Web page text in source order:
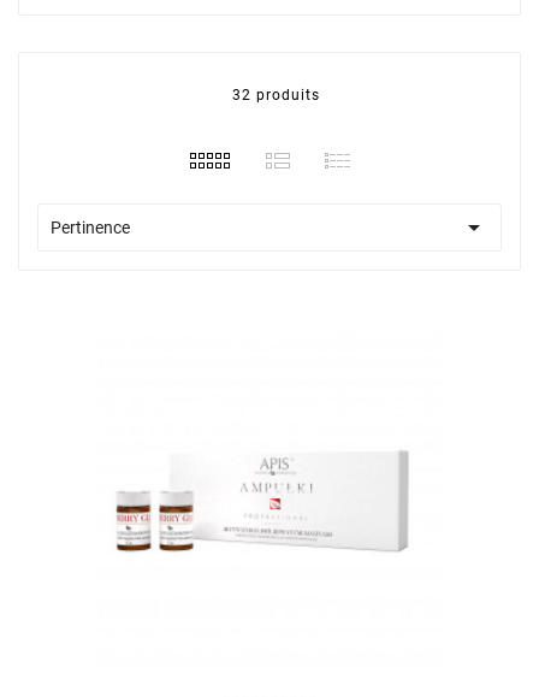
32 produits
Pertinence 